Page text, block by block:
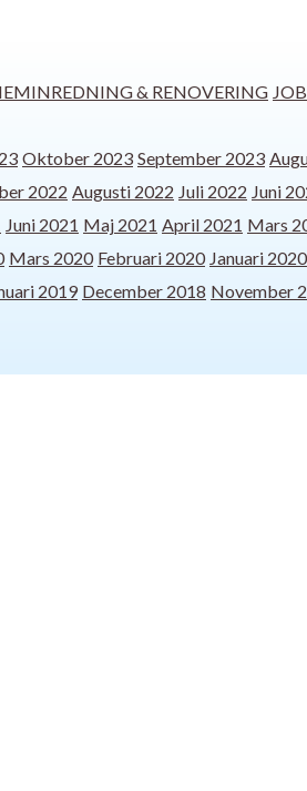
& RENOVERING
Oktober 2023 September 2023
2022 Augusti 2022 Juli 2022 Juni
Juni 2021 Maj 2021 April 2021 Mars
Mars 2020 Februari 2020 Januari 2020
2019 December 2018 November